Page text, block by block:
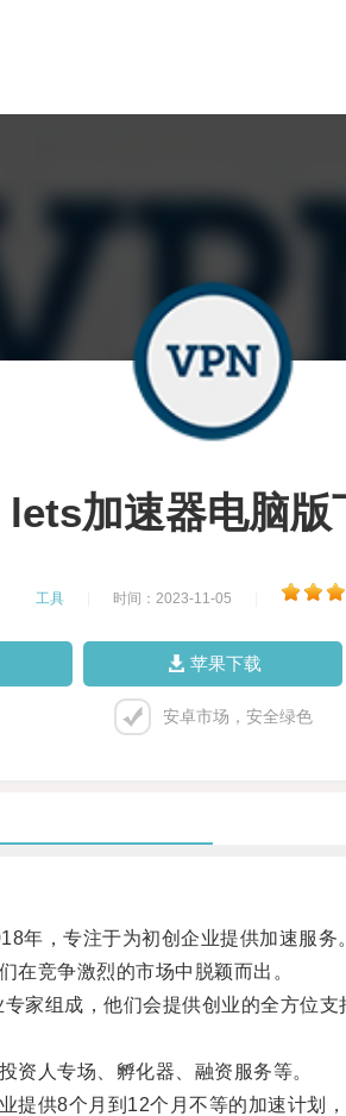
lets加速器电脑版
工具 时间：2023-11-05
苹果下载
安卓市场，安全绿色
，专注于为初创企业提供加速服务
竞争激烈的市场中脱颖而出。
组成，他们会提供创业的全方位支
人专场、孵化器、融资服务等。
供8个月到12个月不等的加速计划